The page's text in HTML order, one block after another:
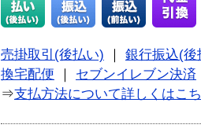
売掛取引(後払い)
銀行振込(後
換宅配便
セブンイレブン決済
⇒支払方法について詳しくはこ